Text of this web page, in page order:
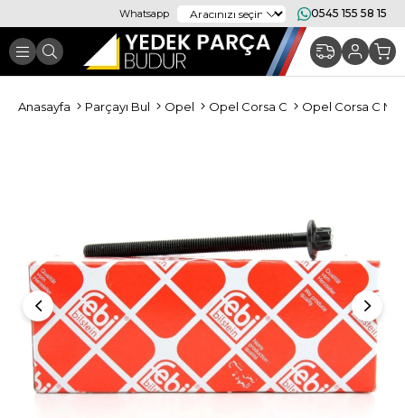
Whatsapp 0545 155 58 15
Anasayfa Parçayı Bul Opel Opel Corsa C Opel Corsa C